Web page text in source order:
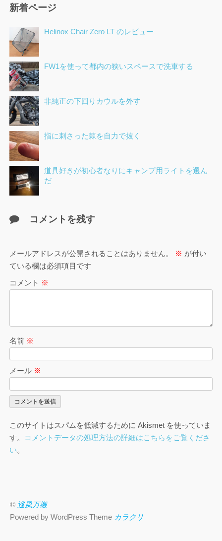
新着ページ
Helinox Chair Zero LT のレビュー
FW1を使って都内の狭いスペースで洗車する
非純正の下回りカウルを外す
指に刺さった棘を自力で抜く
道具好きが初心者なりにキャンプ用ライトを選ん
だ
コメントを残す
メールアドレスが公開されることはありません。 ※ が付い
ている欄は必須項目です
コメント ※
名前 ※
メール ※
このサイトはスパムを低減するために Akismet を使っていま
す。
コメントデータの処理方法の詳細はこちらをご覧くださ
い。
© 巡風万搬
Powered by WordPress Theme カラクリ